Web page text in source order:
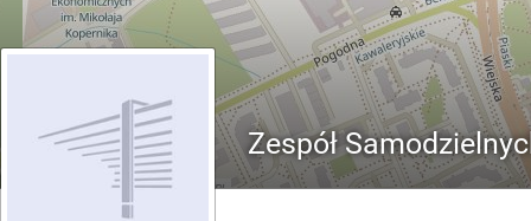
Zespół